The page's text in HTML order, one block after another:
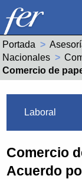
Portada
Nacionales
Actual:
Comercio de papel y artes gráficas |
Laboral
Comercio
Acuerdo